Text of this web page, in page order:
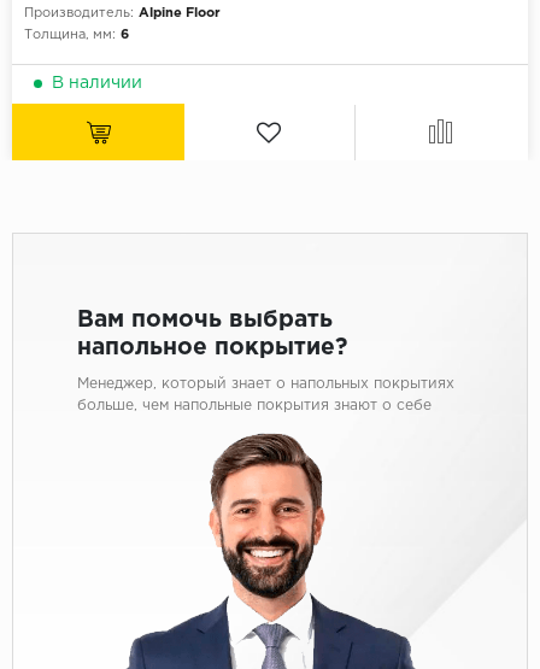
Производитель: Alpine Floor
Толщина, мм: 6
В наличии
Вам помочь выбрать
напольное покрытие?
Менеджер, который знает о напольных покрытиях
больше, чем напольные покрытия знают о себе